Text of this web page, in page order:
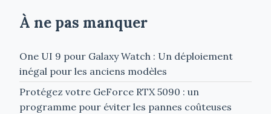
À ne pas manquer
One UI 9 pour Galaxy Watch : Un déploiement
inégal pour les anciens modèles
Protégez votre GeForce RTX 5090 : un
programme pour éviter les pannes coûteuses